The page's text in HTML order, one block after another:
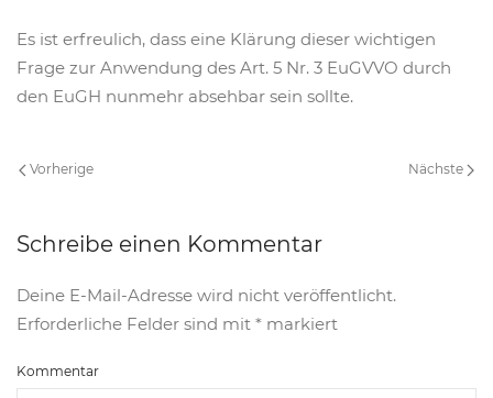
Es ist erfreulich, dass eine Klärung dieser wichtigen
Frage zur Anwendung des Art. 5 Nr. 3 EuGVVO durch
den EuGH nunmehr absehbar sein sollte.
Vorherige Nächste
Schreibe einen Kommentar
Deine E-Mail-Adresse wird nicht veröffentlicht.
Erforderliche Felder sind mit * markiert
Kommentar